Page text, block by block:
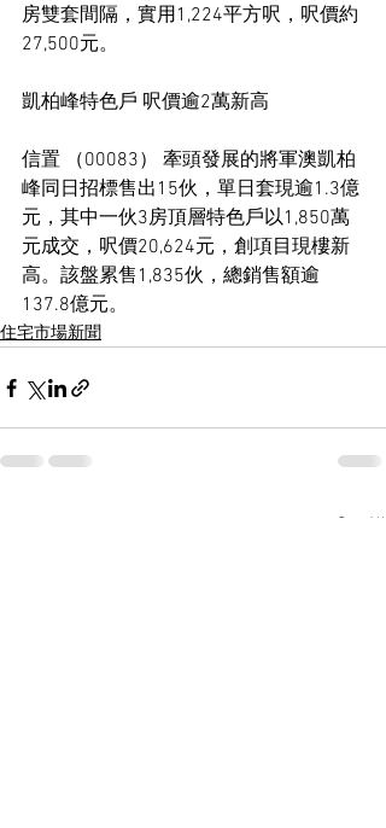
房雙套間隔，實用1,224平方呎，呎價約
27,500元。
凱柏峰特色戶 呎價逾2萬新高
信置 （00083） 牽頭發展的將軍澳凱柏
峰同日招標售出15伙，單日套現逾1.3億
元，其中一伙3房頂層特色戶以1,850萬
元成交，呎價20,624元，創項目現樓新
高。該盤累售1,835伙，總銷售額逾
137.8億元。
住宅市場新聞
See All